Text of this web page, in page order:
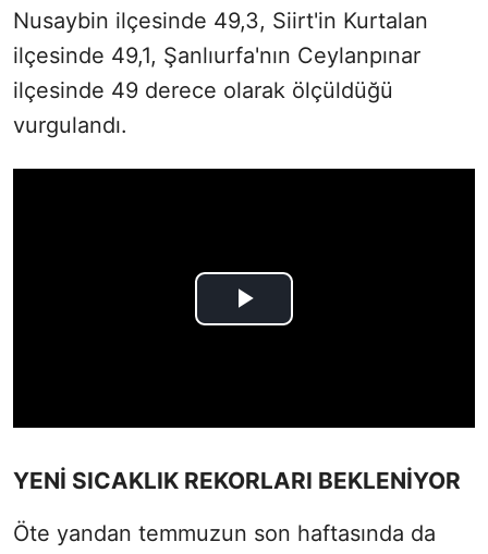
Nusaybin ilçesinde 49,3, Siirt'in Kurtalan
ilçesinde 49,1, Şanlıurfa'nın Ceylanpınar
ilçesinde 49 derece olarak ölçüldüğü
vurgulandı.
YENİ SICAKLIK REKORLARI BEKLENİYOR
Öte yandan temmuzun son haftasında da